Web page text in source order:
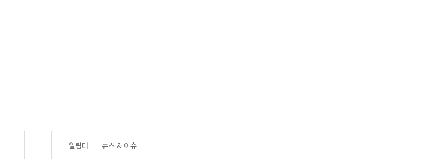
알림터 뉴스 & 이슈